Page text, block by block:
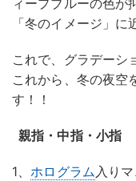
ィープブルーの色が
「冬のイメージ」に
これで、グラデーシ
これから、冬の夜空
す！！
親指・中指・小指
1、ホログラム入り